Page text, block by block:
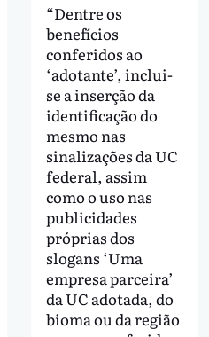
“Dentre os
benefícios
conferidos ao
‘adotante’, inclui-
se a inserção da
identificação do
mesmo nas
sinalizações da UC
federal, assim
como o uso nas
publicidades
próprias dos
slogans ‘Uma
empresa parceira’
da UC adotada, do
bioma ou da região